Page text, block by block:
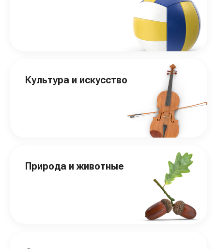
Культура и искусство
Природа и животные